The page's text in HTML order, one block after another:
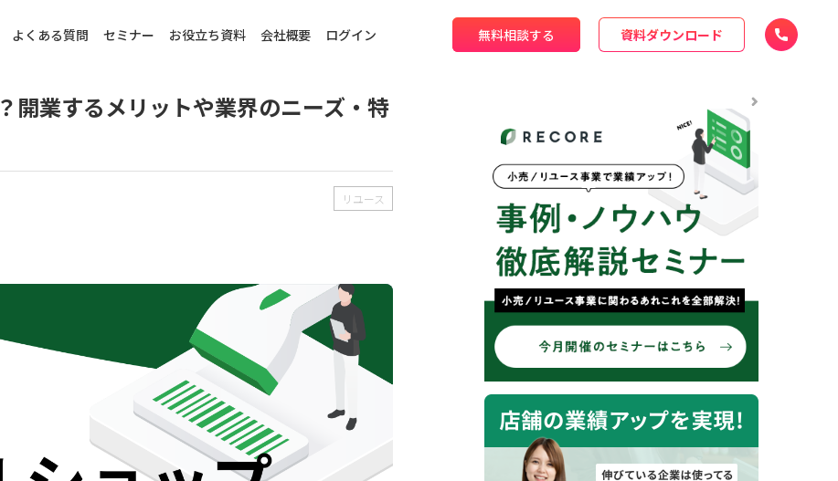
よくある質問 セミナー お役立ち資料 会社概要 ログイン 無料相談する 資料ダウンロード
開業するメリットや業界のニーズ・特
リユース